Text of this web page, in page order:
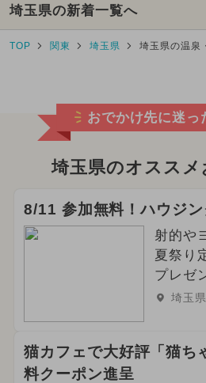
埼玉県の新着一覧へ
TOP 関東 埼玉県 埼玉県の温泉
おでかけ先に迷っ
埼玉県のオススメ
8/11 参加無料！ハウジン
射的や
夏祭り
プレゼ
埼玉
猫カフェで大好評「猫ち
料クーポン進呈